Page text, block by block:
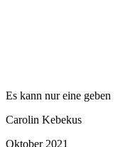
Es kann nur eine geben
Carolin Kebekus
Oktober 2021